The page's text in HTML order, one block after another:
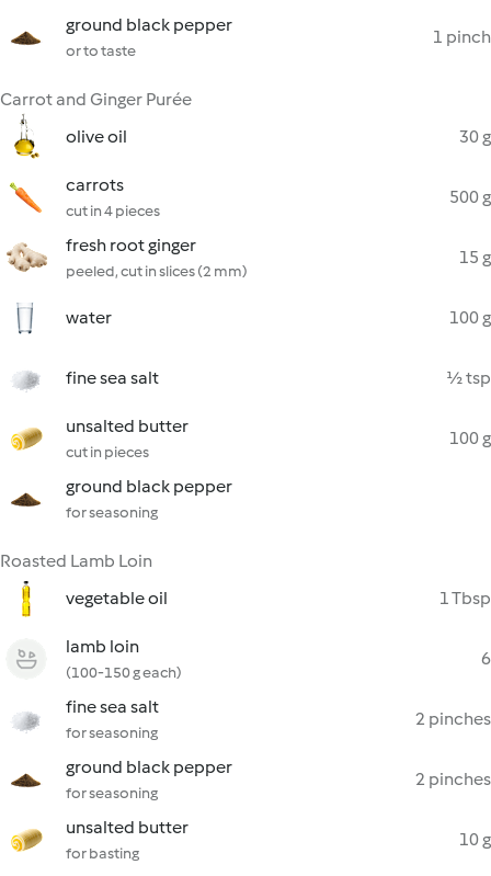
ground black pepper
or to taste
1 pinch
Carrot and Ginger Purée
olive oil
30 g
carrots
cut in 4 pieces
500 g
fresh root ginger
peeled, cut in slices (2 mm)
15 g
water 100 g
fine sea salt ½ tsp
unsalted butter
cut in pieces
100 g
ground black pepper
for seasoning
Roasted Lamb Loin
vegetable oil
1 Tbsp
lamb loin
(100-150 g each)
6
fine sea salt
for seasoning
2 pinches
ground black pepper
for seasoning
2 pinches
unsalted butter
for basting
10 g